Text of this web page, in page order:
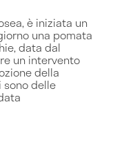
è iniziata un
una pomata
data dal
un intervento
della
delle